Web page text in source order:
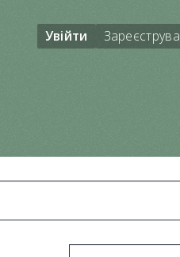
Увійти